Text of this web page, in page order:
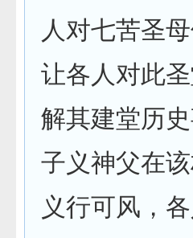
人对七苦圣
让各人对此
解其建堂历
子义神父在
义行可风，